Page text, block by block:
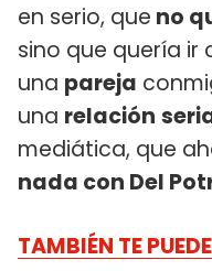
en serio, que no
sino que quería
una pareja
una relación
mediática, que
nada con Del
TAMBIÉN TE